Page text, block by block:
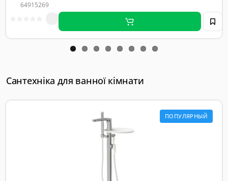
64915269
Сантехніка для ванної кімнати
ПОПУЛЯРНЫЙ